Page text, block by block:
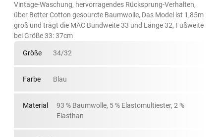
Vintage-Waschung, hervorragendes Rücksprung-Verhalten,
über Better Cotton gesourcte Baumwolle, Das Model ist 1,85m
groß und trägt die MAC Bundweite 33 und Länge 32, Fußweite
bei Größe 33: 37cm
Größe 34/32
Farbe Blau
Material
93 % Baumwolle, 5 % Elastomultiester, 2 %
Elasthan